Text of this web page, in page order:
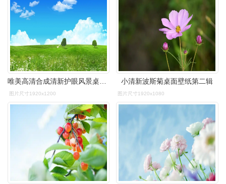
唯美高清合成清新护眼风景桌面壁纸(三)
图片尺寸1920x1200
小清新波斯菊桌面壁纸第二辑
图片尺寸1920x1080